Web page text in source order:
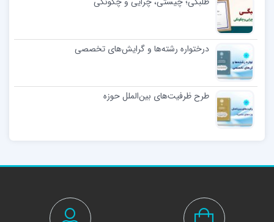
درختواره رشته‌ها و گرایش‌های تخصصی
طرح ظرفیت‌های بین‌الملل حوزه